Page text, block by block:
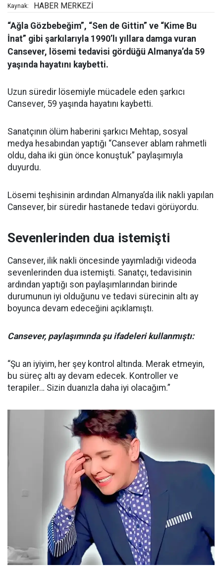
Kaynak: HABER MERKEZİ
“Ağla Gözbebeğim”, “Sen de Gittin” ve “Kime Bu
İnat” gibi şarkılarıyla 1990’lı yıllara damga vuran
Cansever, lösemi tedavisi gördüğü Almanya’da 59
yaşında hayatını kaybetti.
Uzun süredir lösemiyle mücadele eden şarkıcı
Cansever, 59 yaşında hayatını kaybetti.
Sanatçının ölüm haberini şarkıcı Mehtap, sosyal
medya hesabından yaptığı “Cansever ablam rahmetli
oldu, daha iki gün önce konuştuk” paylaşımıyla
duyurdu.
Lösemi teşhisinin ardından Almanya’da ilik nakli yapılan
Cansever, bir süredir hastanede tedavi görüyordu.
Sevenlerinden dua istemişti
Cansever, ilik nakli öncesinde yayımladığı videoda
sevenlerinden dua istemişti. Sanatçı, tedavisinin
ardından yaptığı son paylaşımlarından birinde
durumunun iyi olduğunu ve tedavi sürecinin altı ay
boyunca devam edeceğini açıklamıştı.
Cansever, paylaşımında şu ifadeleri kullanmıştı:
“Şu an iyiyim, her şey kontrol altında. Merak etmeyin,
bu süreç altı ay devam edecek. Kontroller ve
terapiler… Sizin duanızla daha iyi olacağım.”